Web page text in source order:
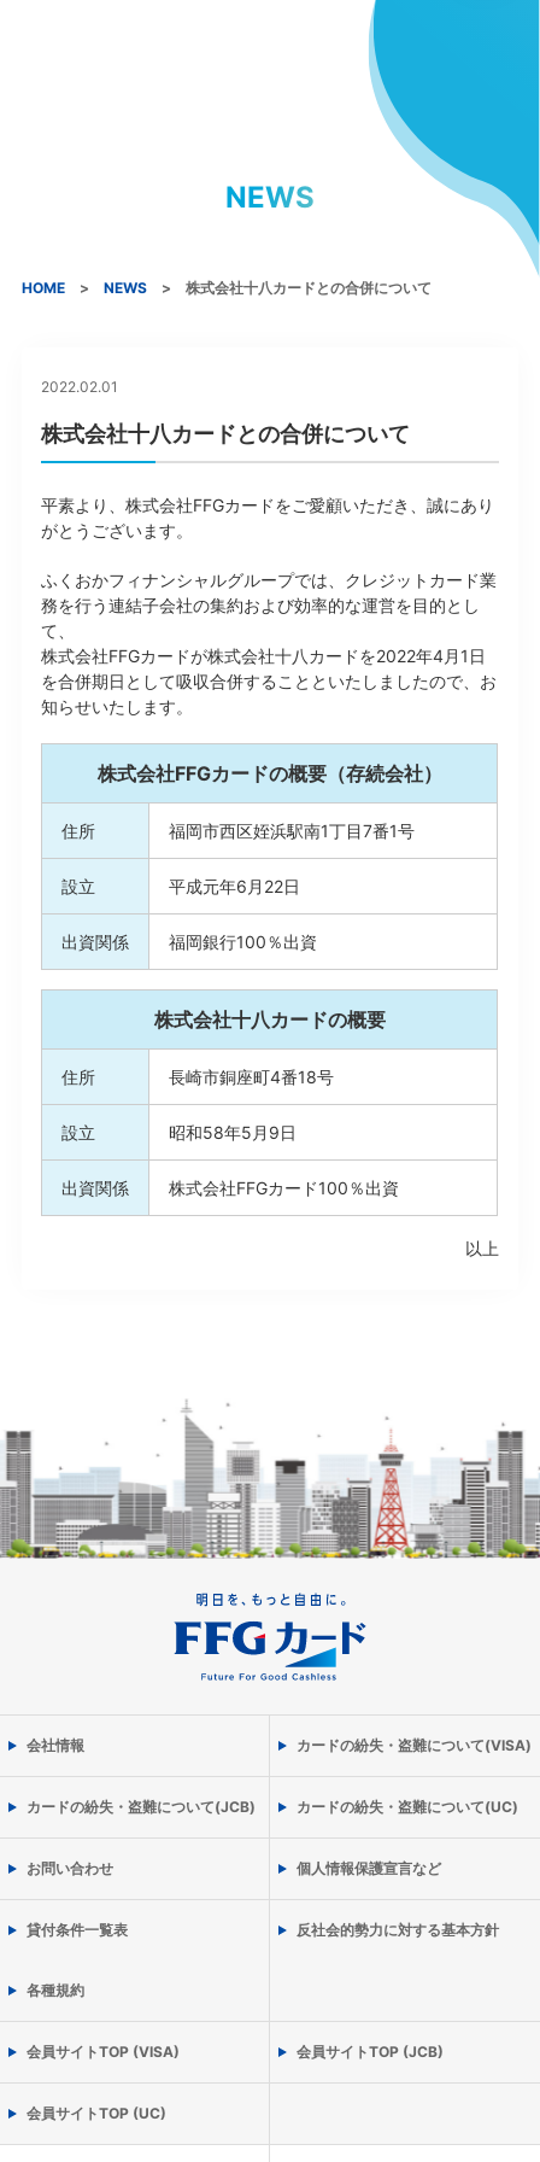
NEWS
HOME NEWS 株式会社十八カードとの合併について
2022.02.01
株式会社十八カードとの合併について
平素より、株式会社FFGカードをご愛顧いただき、誠にあり
がとうございます。
ふくおかフィナンシャルグループでは、クレジットカード業
務を行う連結子会社の集約および効率的な運営を目的とし
て、
株式会社FFGカードが株式会社十八カードを2022年4月1日
を合併期日として吸収合併することといたしましたので、お
知らせいたします。
株式会社FFGカードの概要（存続会社）
住所 福岡市西区姪浜駅南1丁目7番1号
設立 平成元年6月22日
出資関係 福岡銀行100％出資
株式会社十八カードの概要
住所 ⾧崎市銅座町4番18号
設立 昭和58年5月9日
出資関係 株式会社FFGカード100％出資
以上
会社情報 カードの紛失・盗難について(VISA)
カードの紛失・盗難について(JCB) カードの紛失・盗難について(UC)
お問い合わせ 個人情報保護宣言など
貸付条件一覧表 反社会的勢力に対する基本方針
各種規約
会員サイトTOP (VISA) 会員サイトTOP (JCB)
会員サイトTOP (UC)